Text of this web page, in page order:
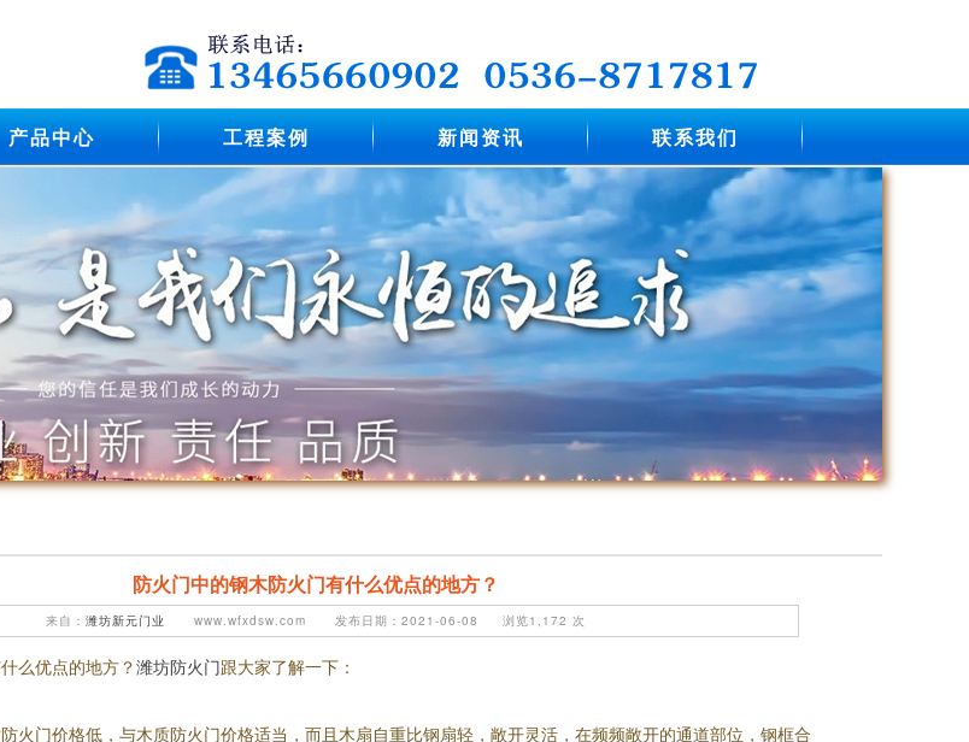
产品中心 工程案例 新闻资讯 联系我们
防火门中的钢木防火门有什么优点的地方？
来自： 潍坊新元门业 www.wfxdsw.com 发布日期：2021-06-08 浏览1,172 次
么优点的地方？潍坊防火门跟大家了解一下：
火门价格低，与木质防火门价格适当，而且木扇自重比钢扇轻，敞开灵活，在频频敞开的通道部位，钢框合